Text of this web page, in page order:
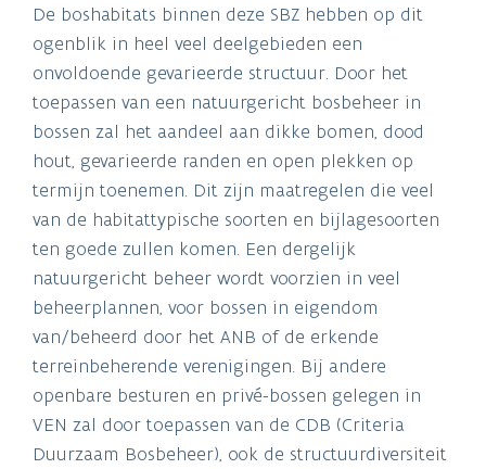
De boshabitats binnen deze SBZ hebben op dit
ogenblik in heel veel deelgebieden een
onvoldoende gevarieerde structuur. Door het
toepassen van een natuurgericht bosbeheer in
bossen zal het aandeel aan dikke bomen, dood
hout, gevarieerde randen en open plekken op
termijn toenemen. Dit zijn maatregelen die veel
van de habitattypische soorten en bijlagesoorten
ten goede zullen komen. Een dergelijk
natuurgericht beheer wordt voorzien in veel
beheerplannen, voor bossen in eigendom
van/beheerd door het ANB of de erkende
terreinbeherende verenigingen. Bij andere
openbare besturen en privé-bossen gelegen in
VEN zal door toepassen van de CDB (Criteria
Duurzaam Bosbeheer), ook de structuurdiversiteit